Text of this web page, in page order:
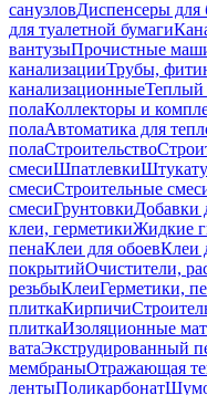
санузловДиспенсеры
для туалетной бумаги
вантузыПрочистные
канализацииТрубы,
канализационныеТеплый
полаКоллекторы и
полаАвтоматика для
полаСтроительство
смесиШпатлевки
смесиСтроительные
смесиГрунтовкиДобавки
клеи, герметикиЖидкие
пенаКлеи для обоевКлеи
покрытийОчистители,
резьбыКлеиГерметики,
плиткаКирпичи
плиткаИзоляционные
ватаЭкструдированный
мембраныОтражающая
лентыПоликарбонат